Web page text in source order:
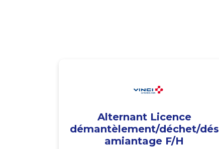
Alternant Licence
démantèlement/déchet/dés
amiantage F/H